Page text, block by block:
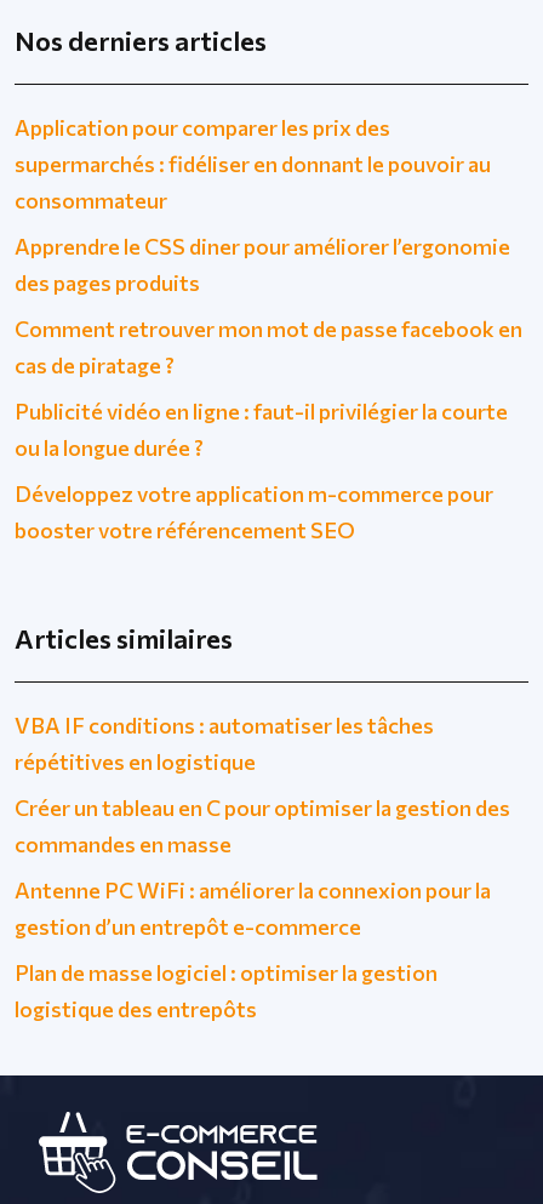
Nos derniers articles
Application pour comparer les prix des
supermarchés : fidéliser en donnant le pouvoir au
consommateur
Apprendre le CSS diner pour améliorer l’ergonomie
des pages produits
Comment retrouver mon mot de passe facebook en
cas de piratage ?
Publicité vidéo en ligne : faut-il privilégier la courte
ou la longue durée ?
Développez votre application m-commerce pour
booster votre référencement SEO
Articles similaires
VBA IF conditions : automatiser les tâches
répétitives en logistique
Créer un tableau en C pour optimiser la gestion des
commandes en masse
Antenne PC WiFi : améliorer la connexion pour la
gestion d’un entrepôt e-commerce
Plan de masse logiciel : optimiser la gestion
logistique des entrepôts